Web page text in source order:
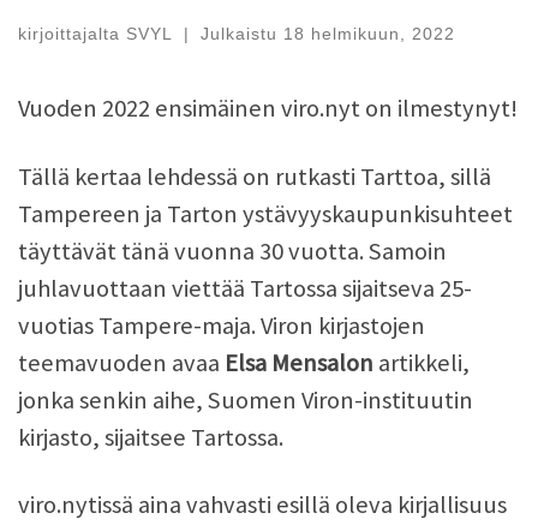
kirjoittajalta SVYL | Julkaistu 18 helmikuun, 2022
Vuoden 2022 ensimäinen viro.nyt on ilmestynyt!
Tällä kertaa lehdessä on rutkasti Tarttoa, sillä
Tampereen ja Tarton ystävyyskaupunkisuhteet
täyttävät tänä vuonna 30 vuotta. Samoin
juhlavuottaan viettää Tartossa sijaitseva 25-
vuotias Tampere-maja. Viron kirjastojen
teemavuoden avaa Elsa Mensalon artikkeli,
jonka senkin aihe, Suomen Viron-instituutin
kirjasto, sijaitsee Tartossa.
viro.nytissä aina vahvasti esillä oleva kirjallisuus